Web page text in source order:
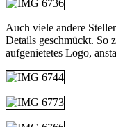
Auch viele andere
Details geschmückt. So
aufgenietetes Logo,